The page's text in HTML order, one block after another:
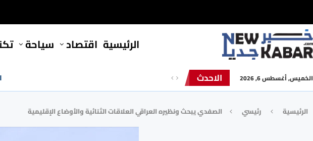
الرئيسية ⁠اقتصاد سياحة
الخميس, أغسطس 6, 2026 الاحدث
الرئيسية رئيسي الصفدي يبحث ونظيره العراقي العلاقات الثنائية والأوضاع الإقليمية